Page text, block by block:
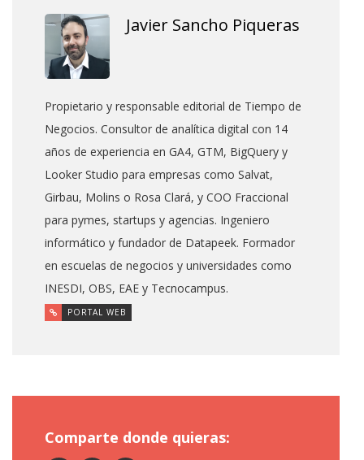
Javier Sancho Piqueras
Propietario y responsable editorial de Tiempo de
Negocios. Consultor de analítica digital con 14
años de experiencia en GA4, GTM, BigQuery y
Looker Studio para empresas como Salvat,
Girbau, Molins o Rosa Clará, y COO Fraccional
para pymes, startups y agencias. Ingeniero
informático y fundador de Datapeek. Formador
en escuelas de negocios y universidades como
INESDI, OBS, EAE y Tecnocampus.
PORTAL WEB
Comparte donde quieras: